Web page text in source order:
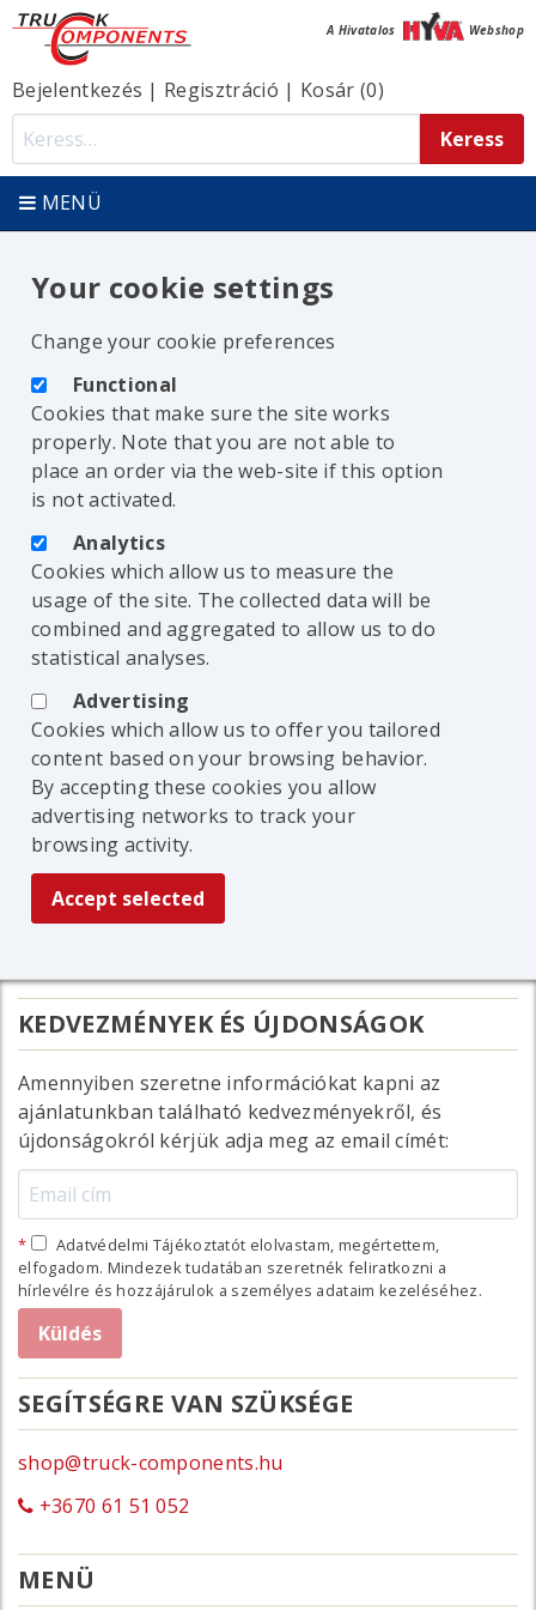
A Hivatalos Webshop
Bejelentkezés | Regisztráció | Kosár (0)
MENÜ
Your cookie settings
Change your cookie preferences
Functional
Cookies that make sure the site works
properly. Note that you are not able to
place an order via the web-site if this option
is not activated.
Analytics
Cookies which allow us to measure the
usage of the site. The collected data will be
combined and aggregated to allow us to do
statistical analyses.
Advertising
Cookies which allow us to offer you tailored
content based on your browsing behavior.
By accepting these cookies you allow
advertising networks to track your
browsing activity.
KEDVEZMÉNYEK ÉS ÚJDONSÁGOK
Amennyiben szeretne információkat kapni az
ajánlatunkban található kedvezményekről, és
újdonságokról kérjük adja meg az email címét:
Adatvédelmi Tájékoztatót elolvastam, megértettem,
elfogadom. Mindezek tudatában szeretnék feliratkozni a
hírlevélre és hozzájárulok a személyes adataim kezeléséhez.
SEGÍTSÉGRE VAN SZÜKSÉGE
shop@truck-components.hu
+3670 61 51 052
MENÜ